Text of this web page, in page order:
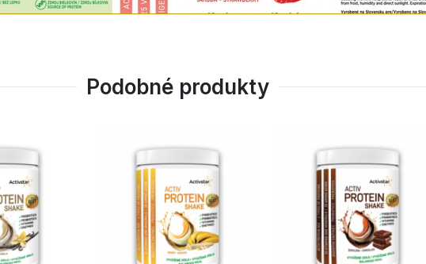
sportovce.
LACTOSPORE® je tento nápoj ideální pro zdravé trávení bez
že Activ Protein Shake Strawberry nabízí výjimečnou hodnotu -
zdravé svačiny.
Podobné produkty